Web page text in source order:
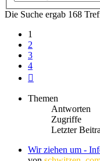
Die Suche ergab 168
1
2
3
4
Themen
Antworten
Zugriffe
Letzter
Wir ziehen um -